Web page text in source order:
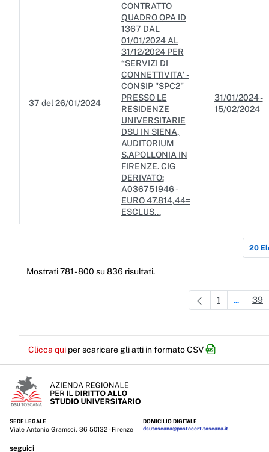
37 del 26/01/2024
CONTRATTO
QUADRO OPA ID
1367 DAL
01/01/2024 AL
31/12/2024 PER
“SERVIZI DI
CONNETTIVITA' -
CONSIP "SPC2"
PRESSO LE
RESIDENZE
UNIVERSITARIE
DSU IN SIENA,
AUDITORIUM
S.APOLLONIA IN
FIRENZE. CIG
DERIVATO:
A036751946 -
EURO 47.814,44=
ESCLUS...
31/01/2024 -
15/02/2024
20
Mostrati 781 - 800 su 836 risultati.
Pagina
1 ...Pagine
39
Clicca qui per scaricare gli atti in formato CSV
SEDE LEGALE
Viale Antonio Gramsci, 36 50132 - Firenze
DOMICILIO DIGITALE
dsutoscana@postacert.toscana.it
seguici